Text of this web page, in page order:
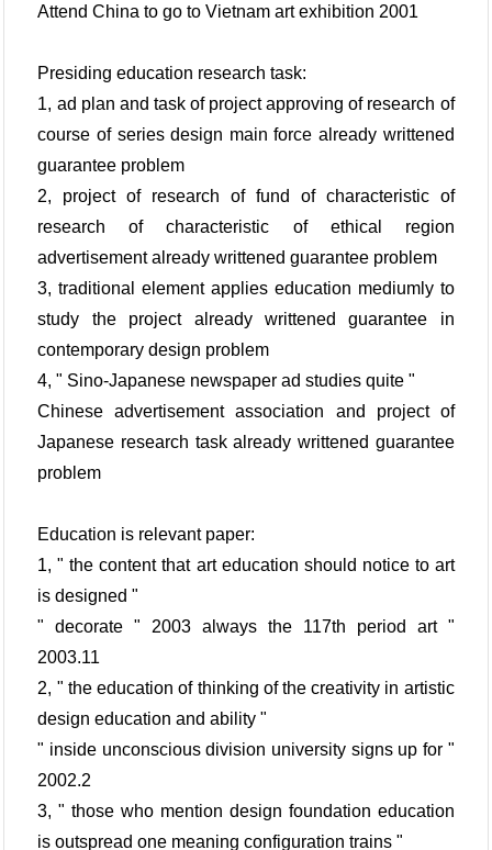
Attend China to go to Vietnam art exhibition 2001
Presiding education research task:
1, ad plan and task of project approving of research of
course of series design main force already writtened
guarantee problem
2, project of research of fund of characteristic of
research of characteristic of ethical region
advertisement already writtened guarantee problem
3, traditional element applies education mediumly to
study the project already writtened guarantee in
contemporary design problem
4, " Sino-Japanese newspaper ad studies quite "
Chinese advertisement association and project of
Japanese research task already writtened guarantee
problem
Education is relevant paper:
1, " the content that art education should notice to art
is designed "
" decorate " 2003 always the 117th period art "
2003.11
2, " the education of thinking of the creativity in artistic
design education and ability "
" inside unconscious division university signs up for "
2002.2
3, " those who mention design foundation education
is outspread one meaning configuration trains "